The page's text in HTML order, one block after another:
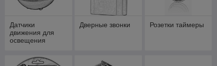
Датчики
движения для
освещения
Дверные звонки Розетки таймеры